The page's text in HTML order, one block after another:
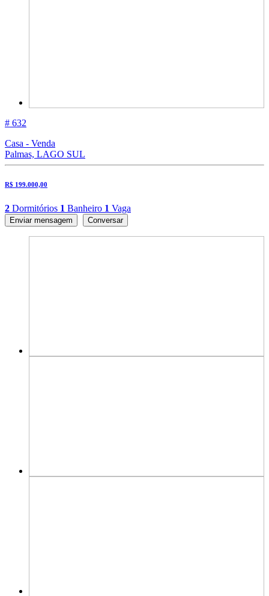
# 632
Casa - Venda
Palmas, LAGO SUL
R$ 199.000,00
2 Dormitórios 1 Banheiro 1 Vaga
Enviar mensagem Conversar